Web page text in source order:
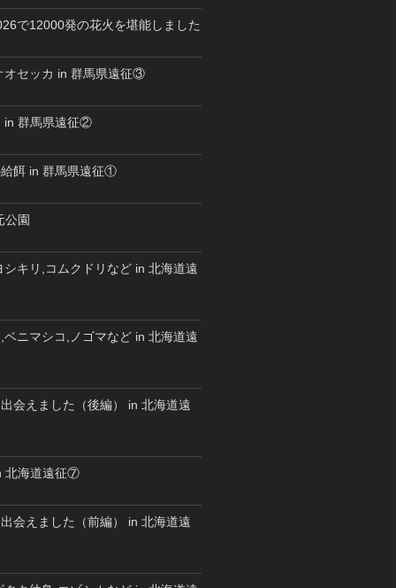
で12000発の花火を堪能しました
オセッカ in 群馬県遠征③
in 群馬県遠征②
餌 in 群馬県遠征①
公園
シキリ,コムクドリなど in 北海道遠
ベニマシコ,ノゴマなど in 北海道遠
会えました（後編） in 北海道遠
北海道遠征⑦
会えました（前編） in 北海道遠